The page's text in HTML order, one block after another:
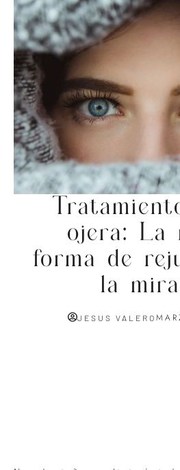
ojera: La
forma de
la
JESUS VALERO